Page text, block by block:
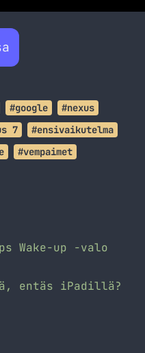
#google
#nexus
7
#ensivaikutelma
#vempaimet
Wake-up -valo
entäs iPadillä?